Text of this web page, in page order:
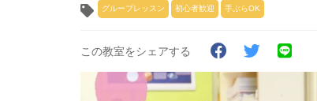
グループレッスン 初心者歓迎 手ぶらOK
この教室をシェアする